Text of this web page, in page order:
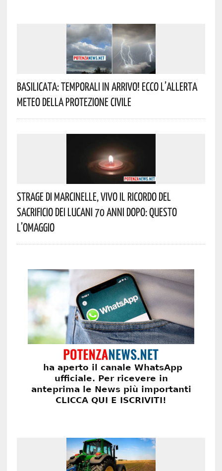
Basilicata: Temporali In Arrivo! Ecco L’allerta
Meteo Della Protezione Civile
Strage Di Marcinelle, Vivo Il Ricordo Del
Sacrificio Dei Lucani 70 Anni Dopo: Questo
L’omaggio